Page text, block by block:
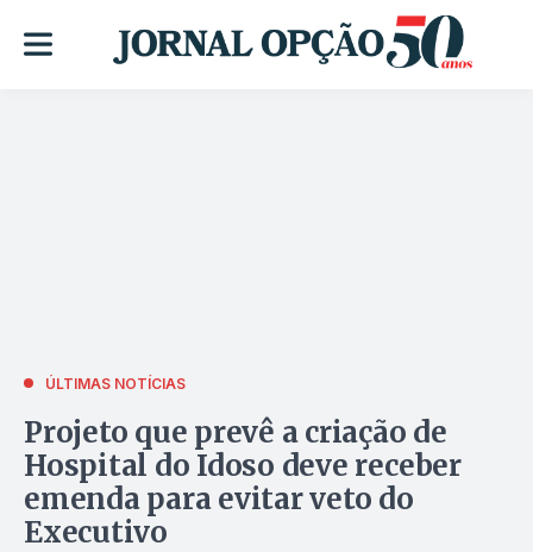
ÚLTIMAS NOTÍCIAS
Projeto que prevê a criação de
Hospital do Idoso deve receber
emenda para evitar veto do
Executivo